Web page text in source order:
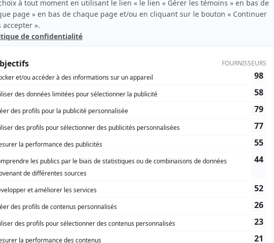
Therrien carbure à son petit écran. Celui qu’on surnomme parfois «l’encyclopédie de
de 1996 à 2001. Sa spécialité: la télé québécoise. On peut l’entendre régulièrement